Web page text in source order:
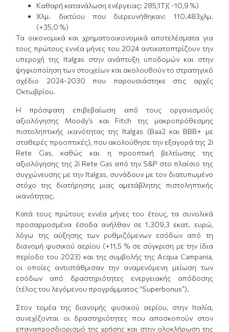
Καθαρή κατανάλωση ενέργειας: 285,1TJ( -10,9 %)
Χλμ. δικτύου που διερευνήθηκαν: 110.483χλμ.
(+35,0 %)
Τα οικονομικά και χρηματοοικονομικά αποτελέσματα για
τους πρώτους εννέα μήνες του 2024 αντικατοπτρίζουν την
υπεροχή της Italgas στην ανάπτυξη υποδομών και στην
ψηφιοποίηση των στοιχείων και ακολουθούν το στρατηγικό
σχέδιο 2024-2030 που παρουσιάστηκε στις αρχές
Οκτωβρίου.
Η πρόσφατη επιβεβαίωση από τους οργανισμούς
αξιολόγησης Moody’s και Fitch της μακροπρόθεσμης
πιστοληπτικής ικανότητας της Italgas (Baa2 και BBB+ με
σταθερές προοπτικές), που ακολούθησε την εξαγορά της 2i
Rete Gas, καθώς και η προοπτική βελτίωσης της
αξιολόγησης της 2i Rete Gas από την S&P στο πλαίσιο της
συγχώνευσης με την Italgas, συνάδουν με τον διατυπωμένο
στόχο της διατήρησης μιας αμετάβλητης πιστοληπτικής
ικανότητας.
Κατά τους πρώτους εννέα μήνες του έτους, τα συνολικά
προσαρμοσμένα έσοδα ανήλθαν σε 1.309,3 εκατ. ευρώ,
λόγω της αύξησης των ρυθμιζόμενων εσόδων από τη
διανομή φυσικού αερίου (+11,5 % σε σύγκριση με την ίδια
περίοδο του 2023) και της συμβολής της Acqua Campania,
οι οποίες αντιστάθμισαν την αναμενόμενη μείωση των
εσόδων από δραστηριότητες ενεργειακής απόδοσης
(τέλος του λεγόμενου προγράμματος “Superbonus”).
Στον τομέα της διανομής φυσικού αερίου, στην Ιταλία,
συνεχίζονται οι δραστηριότητες που αποσκοπούν στον
επαναπροσδιορισμό της χρήσης και στην ολοκλήρωση της